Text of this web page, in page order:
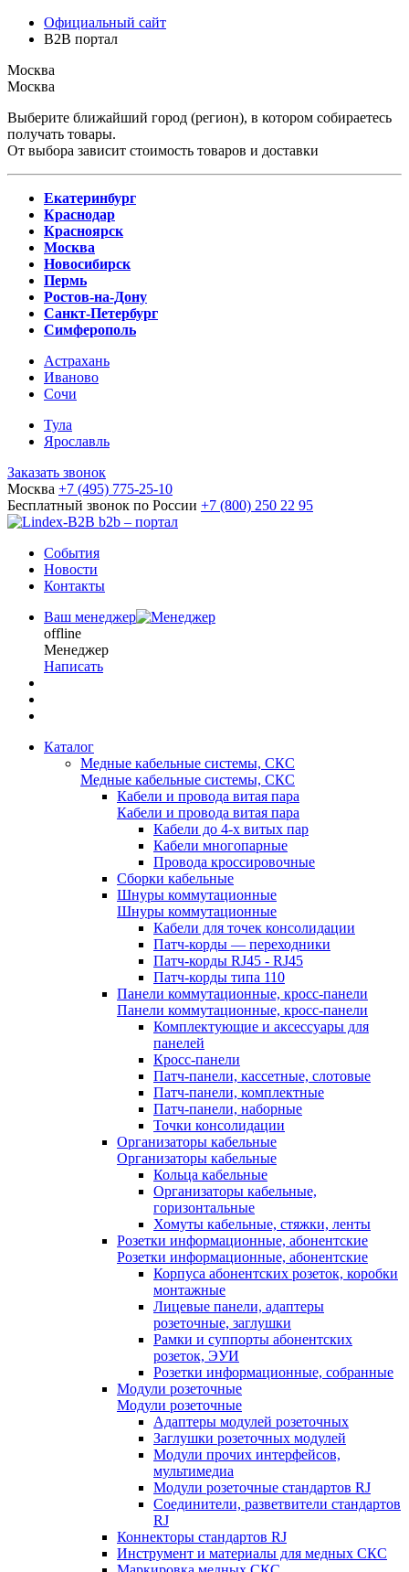
Официальный сайт
B2B портал
Москва
Москва
Выберите ближайший город (регион), в котором собираетесь
получать товары.
От выбора зависит стоимость товаров и доставки
Екатеринбург
Краснодар
Красноярск
Москва
Новосибирск
Пермь
Ростов-на-Дону
Санкт-Петербург
Симферополь
Астрахань
Иваново
Сочи
Тула
Ярославль
Заказать звонок
Москва +7 (495) 775-25-10
Бесплатный звонок по России +7 (800) 250 22 95
b2b – портал
События
Новости
Контакты
Ваш менеджер
offline
Менеджер
Написать
Каталог
Медные кабельные системы, СКС
Медные кабельные системы, СКС
Кабели и провода витая пара
Кабели и провода витая пара
Кабели до 4-х витых пар
Кабели многопарные
Провода кроссировочные
Сборки кабельные
Шнуры коммутационные
Шнуры коммутационные
Кабели для точек консолидации
Патч-корды — переходники
Патч-корды RJ45 - RJ45
Патч-корды типа 110
Панели коммутационные, кросс-панели
Панели коммутационные, кросс-панели
Комплектующие и аксессуары для
панелей
Кросс-панели
Патч-панели, кассетные, слотовые
Патч-панели, комплектные
Патч-панели, наборные
Точки консолидации
Организаторы кабельные
Организаторы кабельные
Кольца кабельные
Организаторы кабельные,
горизонтальные
Хомуты кабельные, стяжки, ленты
Розетки информационные, абонентские
Розетки информационные, абонентские
Корпуса абонентских розеток, коробки
монтажные
Лицевые панели, адаптеры
розеточные, заглушки
Рамки и суппорты абонентских
розеток, ЭУИ
Розетки информационные, собранные
Модули розеточные
Модули розеточные
Адаптеры модулей розеточных
Заглушки розеточных модулей
Модули прочих интерфейсов,
мультимедиа
Модули розеточные стандартов RJ
Соединители, разветвители стандартов
RJ
Коннекторы стандартов RJ
Инструмент и материалы для медных СКС